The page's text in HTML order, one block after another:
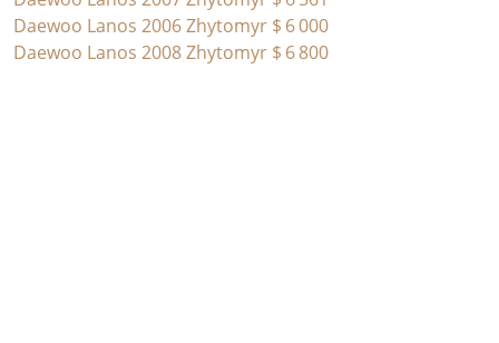
Daewoo Lanos 2006 Zhytomyr $ 6 000
Daewoo Lanos 2008 Zhytomyr $ 6 800